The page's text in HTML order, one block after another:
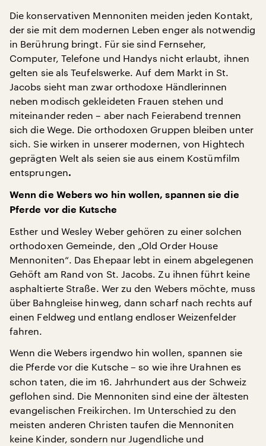
Die konservativen Mennoniten meiden jeden Kontakt,
der sie mit dem modernen Leben enger als notwendig
in Berührung bringt. Für sie sind Fernseher,
Computer, Telefone und Handys nicht erlaubt, ihnen
gelten sie als Teufelswerke. Auf dem Markt in St.
Jacobs sieht man zwar orthodoxe Händlerinnen
neben modisch gekleideten Frauen stehen und
miteinander reden – aber nach Feierabend trennen
sich die Wege. Die orthodoxen Gruppen bleiben unter
sich. Sie wirken in unserer modernen, von Hightech
geprägten Welt als seien sie aus einem Kostümfilm
entsprungen.
Wenn die Webers wo hin wollen, spannen sie die
Pferde vor die Kutsche
Esther und Wesley Weber gehören zu einer solchen
orthodoxen Gemeinde, den „Old Order House
Mennoniten“. Das Ehepaar lebt in einem abgelegenen
Gehöft am Rand von St. Jacobs. Zu ihnen führt keine
asphaltierte Straße. Wer zu den Webers möchte, muss
über Bahngleise hinweg, dann scharf nach rechts auf
einen Feldweg und entlang endloser Weizenfelder
fahren.
Wenn die Webers irgendwo hin wollen, spannen sie
die Pferde vor die Kutsche–so wie ihre Urahnen es
schon taten, die im 16. Jahrhundert aus der Schweiz
geflohen sind. Die Mennoniten sind eine der ältesten
evangelischen Freikirchen. Im Unterschied zu den
meisten anderen Christen taufen die Mennoniten
keine Kinder, sondern nur Jugendliche und